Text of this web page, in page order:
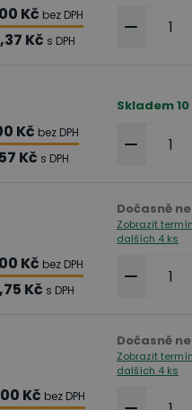
Kč bez DPH
Kč s DPH
Kč bez DPH
Kč s DPH
Skladem10
Kč bez DPH
Kč s DPH
Dočasně
Zobrazit
dalších 4 ks
Kč bez DPH
Dočasně
Zobrazit
dalších 4 ks